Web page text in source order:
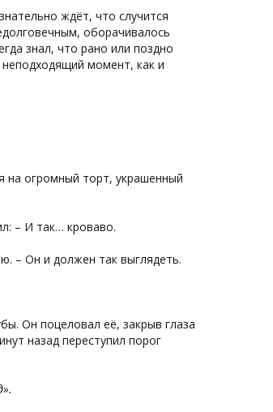
ждёт, что случится
оборачивалось
знал, что рано или поздно
момент, как и
на огромный торт, украшенный
– И так… кроваво.
– Он и должен так выглядеть.
Он поцеловал её, закрыв глаза
назад переступил порог